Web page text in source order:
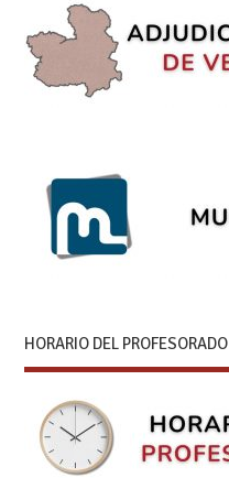
HORARIO DEL PROFESORADO